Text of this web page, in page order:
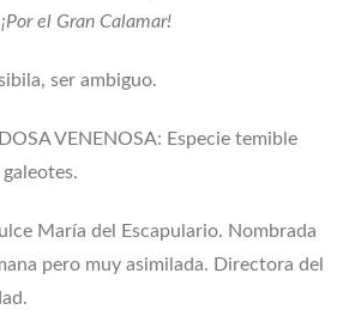
¡Por el Gran Calamar!
ser ambiguo.
VENENOSA: Especie temible
María del Escapulario. Nombrada
pero muy asimilada. Directora del